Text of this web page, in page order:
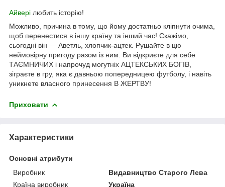
Айвері любить історію!
Можливо, причина в тому, що йому достатньо кліпнути очима,
щоб перенестися в іншу країну та інший час! Скажімо,
сьогодні він — Аветль, хлопчик-ацтек. Рушайте в цю
неймовірну пригоду разом із ним. Ви відкриєте для себе
ТАЄМНИЧИХ і напрочуд могутніх АЦТЕКСЬКИХ БОГІВ,
зіграєте в гру, яка є давньою попередницею футболу, і навіть
уникнете власного принесення В ЖЕРТВУ!
Приховати
Характеристики
Основні атрибути
Виробник
Видавництво Старого Лева
Країна виробник
Україна